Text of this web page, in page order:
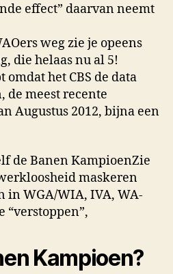
effect” daarvan neemt
weg zie je opeens
die helaas nu al 5!
het CBS de data
de meest recente
Augustus 2012, bijna een
de Banen KampioenZie
maskeren
in WGA/WIA, IVA, WA-
“verstoppen”,
Kampioen?